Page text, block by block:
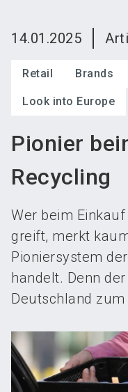
14.01.2025
Retail Brands
Look into Europe
Pionier
Recycling
Wer beim Einkauf
greift, merkt
Pioniersystem
handelt. Denn
Deutschland